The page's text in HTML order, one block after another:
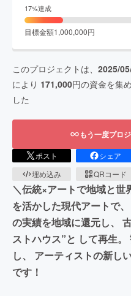
17%達成
目標金額1,000,000円
このプロジェクトは、 2025/
により 171,000円の資金を集
した
もう一度プロ
ポスト シェア
埋め込み
QRコード
＼伝統×アートで地域と
を活かした現代アートで
の実績を地域に還元し、
ストハウス”と して再生
し、 アーティストの新し
です！